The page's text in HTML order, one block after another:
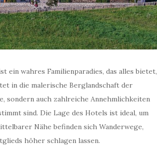
ein wahres Familienparadies, das alles bietet,
in die malerische Berglandschaft der
sondern auch zahlreiche Annehmlichkeiten
sind. Die Lage des Hotels ist ideal, um
Nähe befinden sich Wanderwege,
höher schlagen lassen.